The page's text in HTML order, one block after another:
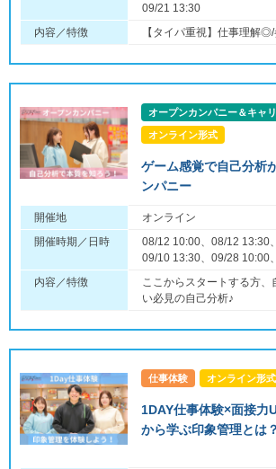
09/21 13:30
内容／特徴
【タイパ重視】仕事理解
オープンカンパニー＆キャ
オンライン形式
ゲーム感覚で自己分析
ンパニー
開催地
オンライン
開催時期／日時
08/12 10:00、08/12 13:30
09/10 13:30、09/28 10:00
内容／特徴
ここからスタートする方、
い必見の自己分析♪
仕事体験 オンライン形式
1DAY仕事体験×面接力
から学ぶ印象管理とは？